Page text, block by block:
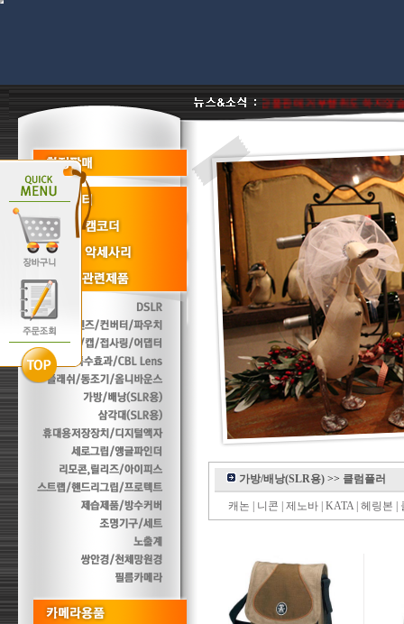
품 리퍼비시 병행수입제품은취급판매하지않음 단품판매 거부행위도 하지않습
가방/배낭(SLR용)>> 클럼플러
캐논 니콘 제노바 KATA 헤링본